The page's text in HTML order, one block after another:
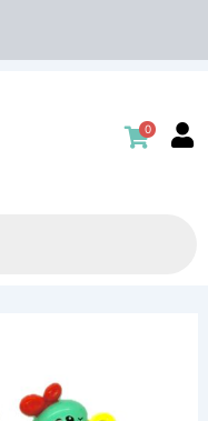
0